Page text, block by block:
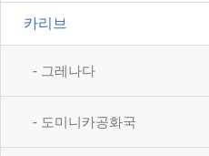
카리브
- 그레나다
- 도미니카공화국